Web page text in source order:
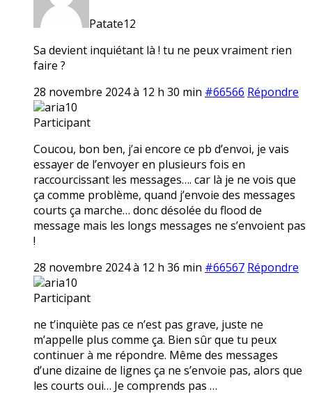
Patate12
Sa devient inquiétant là ! tu ne peux vraiment rien
faire ?
28 novembre 2024 à 12 h 30 min #66566 Répondre
aria10
Participant
Coucou, bon ben, j’ai encore ce pb d’envoi, je vais
essayer de l’envoyer en plusieurs fois en
raccourcissant les messages…. car là je ne vois que
ça comme problème, quand j’envoie des messages
courts ça marche… donc désolée du flood de
message mais les longs messages ne s’envoient pas
!
28 novembre 2024 à 12 h 36 min #66567 Répondre
aria10
Participant
ne t’inquiète pas ce n’est pas grave, juste ne
m’appelle plus comme ça. Bien sûr que tu peux
continuer à me répondre. Même des messages
d’une dizaine de lignes ça ne s’envoie pas, alors que
les courts oui… Je comprends pas …